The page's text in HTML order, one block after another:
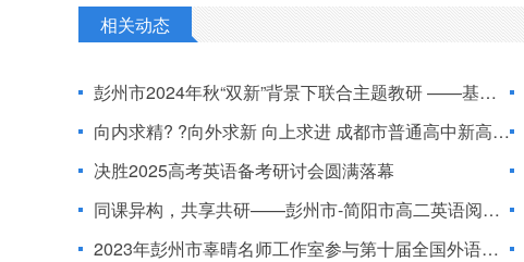
相关动态
彭州市2024年秋“双新”背景下联合主题教研 ——基于乡镇学校实际学情的高中英语联合教研
向内求精? ?向外求新 向上求进 成都市普通高中新高考新课程新教材实施学科专题类培训高一专场
决胜2025高考英语备考研讨会圆满落幕
同课异构，共享共研——彭州市-简阳市高二英语阅读语篇教学专题研讨活动
2023年彭州市辜晴名师工作室参与第十届全国外语教师教育与发展学术研讨会